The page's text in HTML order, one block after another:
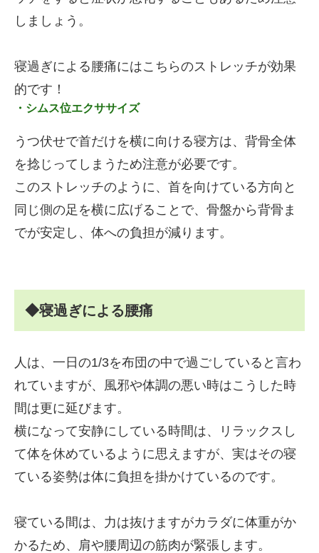
しましょう。
寝過ぎによる腰痛にはこちらのストレッチが効果
的です！
・シムス位エクササイズ
うつ伏せで首だけを横に向ける寝方は、背骨全体
を捻じってしまうため注意が必要です。
このストレッチのように、首を向けている方向と
同じ側の足を横に広げることで、骨盤から背骨ま
でが安定し、体への負担が減ります。
◆寝過ぎによる腰痛
人は、一日の1/3を布団の中で過ごしていると言わ
れていますが、風邪や体調の悪い時はこうした時
間は更に延びます。
横になって安静にしている時間は、リラックスし
て体を休めているように思えますが、実はその寝
ている姿勢は体に負担を掛かけているのです。
寝ている間は、力は抜けますがカラダに体重がか
かるため、肩や腰周辺の筋肉が緊張します。